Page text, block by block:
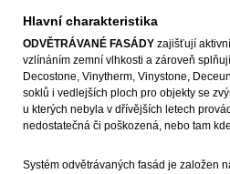
Hlavní charakteristika
ODVĚTRÁVANÉ FASÁDY zajišťují
vzlínáním zemní vlhkosti a zároveň
Decostone, Vinytherm, Vinystone,
soklů i vedlejších ploch pro objekty se
u kterých nebyla v dřívějších letech
nedostatečná či poškozená, nebo tam
Systém odvětrávaných fasád je založen